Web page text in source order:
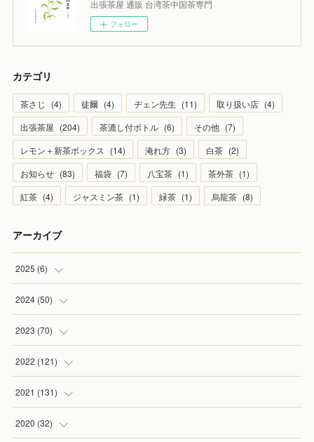
出張茶屋 通販 台湾茶中国茶専門
フォロー
カテゴリ
茶さじ (4) 徒爾 (4) ヂェン先生 (11) 取り扱い店 (4)
出張茶屋 (204) 茶漉し付ボトル (6) その他 (7)
レモン＋新茶ボックス
(14) 淹れ方 (3) 白茶 (2)
お知らせ (83) 福袋 (7) 八宝茶 (1) 茶外茶 (1)
紅茶 (4) ジャスミン茶 (1) 緑茶 (1) 烏龍茶 (8)
アーカイブ
2025 (6)
(1
(2
(1)
(1)
2024 (50)
(5
(4)
(5)
(7
2023 (70)
(4)
(2)
(4
2022 (121)
(7)
(6
2021 (131)
(8
2020 (32)